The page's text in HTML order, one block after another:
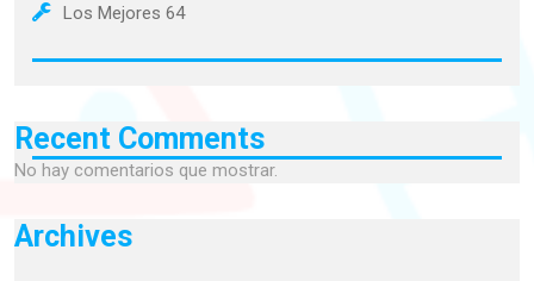
Los Mejores 64
Recent Comments
No hay comentarios que mostrar.
Archives